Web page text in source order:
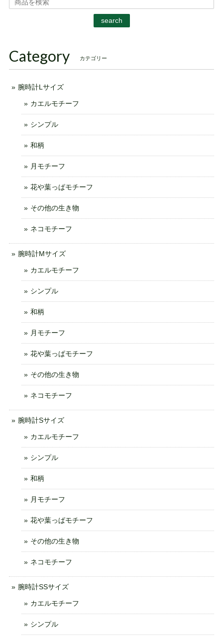
search
Category カテゴリー
腕時計Lサイズ
カエルモチーフ
シンプル
和柄
月モチーフ
花や葉っぱモチーフ
その他の生き物
ネコモチーフ
腕時計Mサイズ
カエルモチーフ
シンプル
和柄
月モチーフ
花や葉っぱモチーフ
その他の生き物
ネコモチーフ
腕時計Sサイズ
カエルモチーフ
シンプル
和柄
月モチーフ
花や葉っぱモチーフ
その他の生き物
ネコモチーフ
腕時計SSサイズ
カエルモチーフ
シンプル